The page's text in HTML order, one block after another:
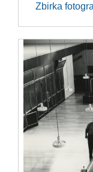
Zbirka